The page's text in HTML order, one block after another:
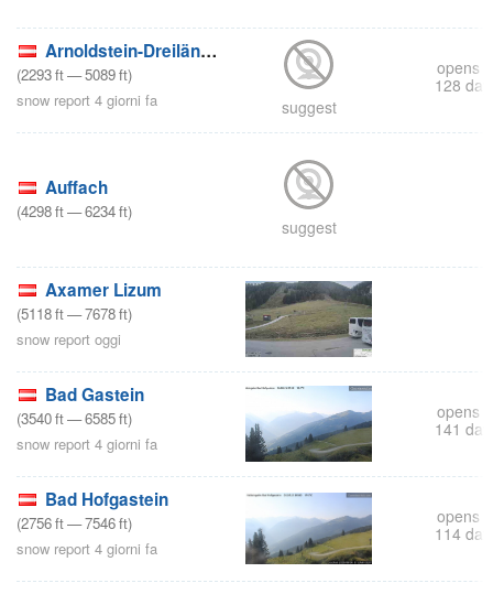
Arnoldstein-Dreiländerecke
(2293ft—5089ft)
snow report 4 giorni fa
suggest
opens
128
Auffach
(4298ft—6234ft)
suggest
Axamer Lizum
(5118ft—7678ft)
snow report oggi
Bad Gastein
(3540ft—6585ft)
snow report 4 giorni fa
opens
141
Bad Hofgastein
(2756ft—7546ft)
snow report 4 giorni fa
opens
114